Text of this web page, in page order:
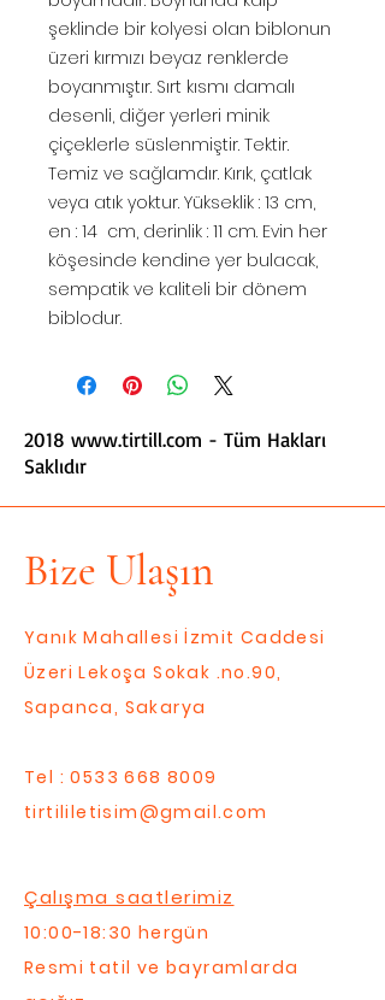
şeklinde bir kolyesi olan biblonun
üzeri kırmızı beyaz renklerde
boyanmıştır. Sırt kısmı damalı
desenli, diğer yerleri minik
çiçeklerle süslenmiştir. Tektir.
Temiz ve sağlamdır. Kırık, çatlak
veya atık yoktur. Yükseklik : 13 cm,
en : 14 cm, derinlik : 11 cm. Evin her
köşesinde kendine yer bulacak,
sempatik ve kaliteli bir dönem
biblodur.
2018 www.tirtill.com - Tüm Hakları
Saklıdır
Bize Ulaşın
Yanık Mahallesi İzmit Caddesi
Üzeri Lekoşa Sokak .no.90,
Sapanca, Sakarya
Tel :0533 668 8009
tirtililetisim@gmail.com
Çalışma saatlerimiz
10:00-18:30 hergün
Resmi tatil ve bayramlarda